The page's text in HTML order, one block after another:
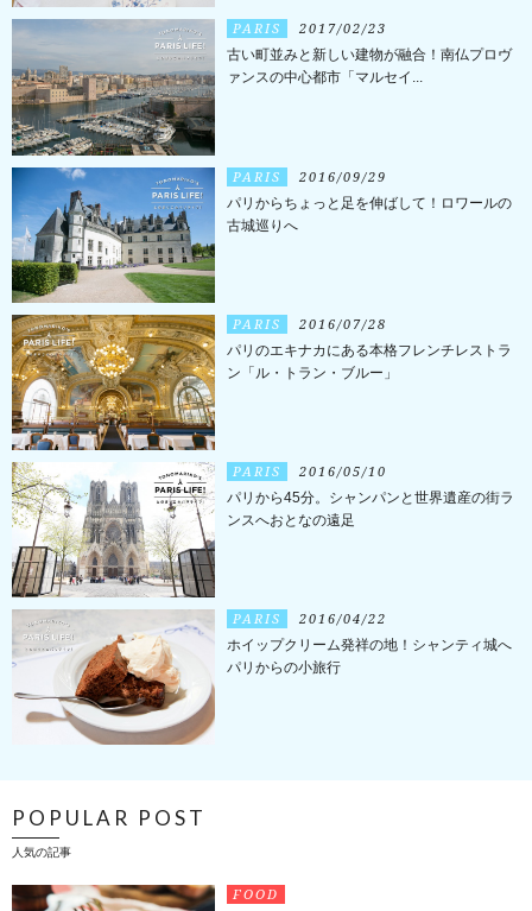
PARIS 2017/02/23
古い町並みと新しい建物が融合！南仏プロヴ
ァンスの中心都市「マルセイ...
PARIS 2016/09/29
パリからちょっと足を伸ばして！ロワールの
古城巡りへ
PARIS 2016/07/28
パリのエキナカにある本格フレンチレストラ
ン「ル・トラン・ブルー」
PARIS 2016/05/10
パリから45分。シャンパンと世界遺産の街ラ
ンスへおとなの遠足
PARIS 2016/04/22
ホイップクリーム発祥の地！シャンティ城へ
パリからの小旅行
POPULAR POST
人気の記事
FOOD